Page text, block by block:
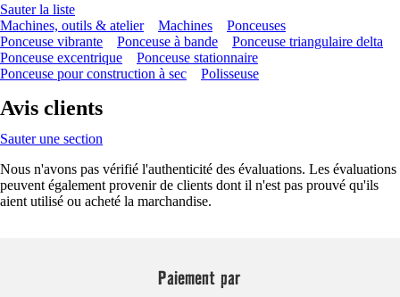
Sauter la liste
Machines, outils & atelier
Machines
Ponceuses
Ponceuse vibrante
Ponceuse à bande
Ponceuse triangulaire delta
Ponceuse excentrique
Ponceuse stationnaire
Ponceuse pour construction à sec
Polisseuse
Avis clients
Sauter une section
Nous n'avons pas vérifié l'authenticité des évaluations. Les évaluations
peuvent également provenir de clients dont il n'est pas prouvé qu'ils
aient utilisé ou acheté la marchandise.
Paiement par